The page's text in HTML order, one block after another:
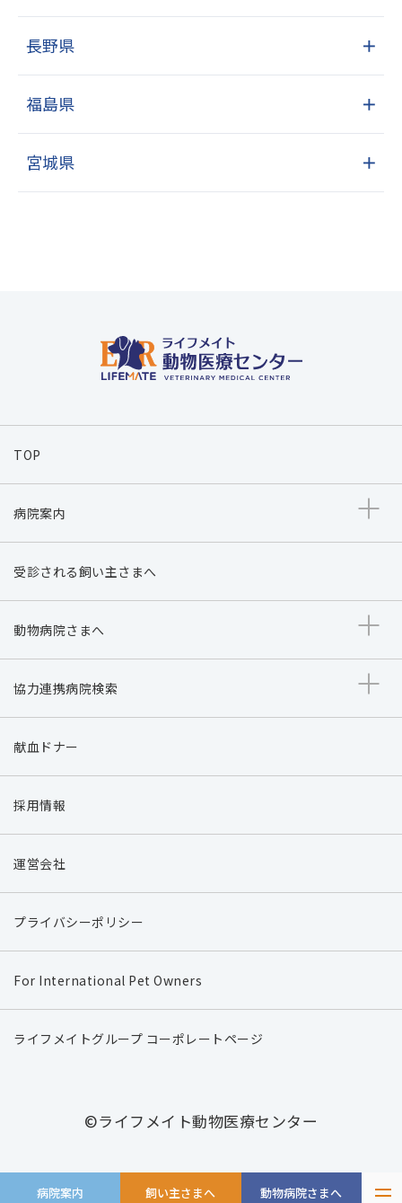
病院案内 飼い主さまへ 動物病院さまへ
長野県 ＋
福島県 ＋
宮城県 ＋
TOP
病院案内
受診される飼い主さまへ
動物病院さまへ
協力連携病院検索
献血ドナー
採用情報
運営会社
プライバシーポリシー
For International Pet Owners
ライフメイトグループ コーポレートページ
©ライフメイト動物医療センター